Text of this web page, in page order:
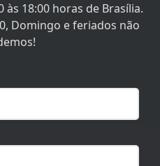
às 18:00 horas de Brasília.
Domingo e feriados não